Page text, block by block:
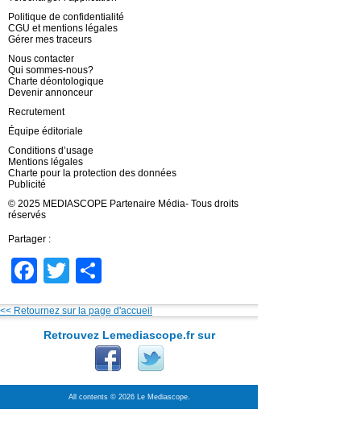
Politique de confidentialité
CGU et mentions légales
Gérer mes traceurs
Nous contacter
Qui sommes-nous?
Charte déontologique
Devenir annonceur
Recrutement
Équipe éditoriale
Conditions d’usage
Mentions légales
Charte pour la protection des données
Publicité
© 2025 MEDIASCOPE Partenaire Média- Tous droits
réservés
Partager :
Facebook
Twitter
<< Retournez sur la page d'accueil
Retrouvez Lemediascope.fr sur
All contents © 2026 Le Mediascope.